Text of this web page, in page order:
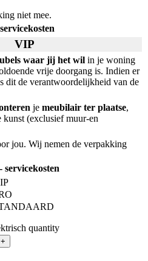
niet mee.
VIP
waar jij het wil in je woning
vrije doorgang is. Indien er
dit de verantwoordelijkheid van de
je meubilair ter plaatse,
kunst (exclusief muur-en
jou. Wij nemen de verpakking
servicekosten
quantity